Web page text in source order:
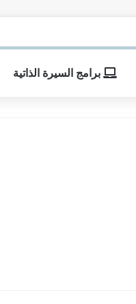
برامج السيرة الذاتية